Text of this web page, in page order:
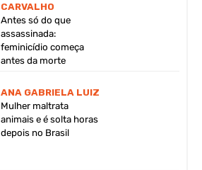
CARVALHO
Antes só do que
assassinada:
feminicídio começa
antes da morte
ANA GABRIELA LUIZ
Mulher maltrata
animais e é solta horas
depois no Brasil